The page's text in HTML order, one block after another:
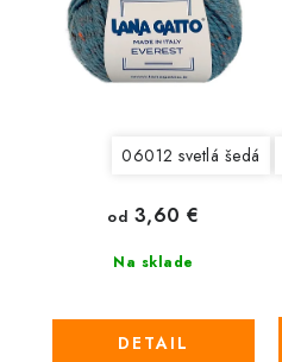
06012 svetlá šedá
Na sklade
od 3,60 €
DETAIL